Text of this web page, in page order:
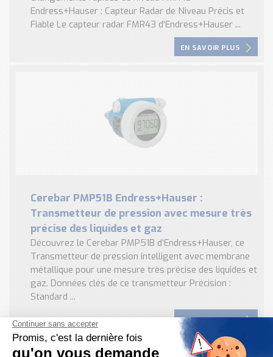
Endress+Hauser : Capteur Radar de Niveau Précis et
Fiable Le capteur radar FMR43 d’Endress+Hauser ...
EN SAVOIR PLUS
Cerebar PMP51B Endress+Hauser :
Transmetteur de pression avec mesure très
précise des liquides et gaz
Découvrez le Cerebar PMP51B d’Endress+Hauser, ce
Transmetteur de pression intelligent avec membrane
métallique pour une mesure très précise des liquides et
gaz. Données clés de ce transmetteur Précision :
Standard ...
EN SAVOIR PLUS